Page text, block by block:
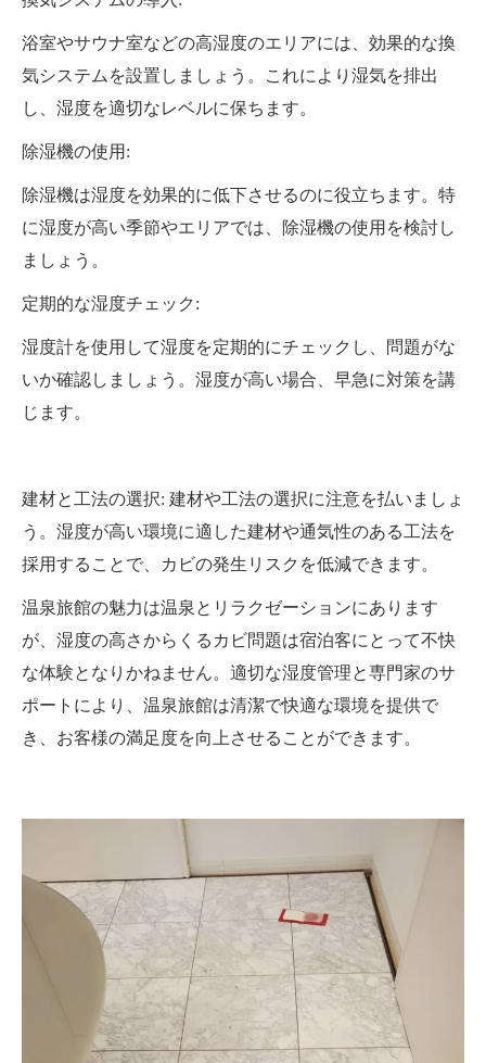
浴室やサウナ室などの高湿度のエリアには、効果的な換
気システムを設置しましょう。これにより湿気を排出
し、湿度を適切なレベルに保ちます。
除湿機の使用:
除湿機は湿度を効果的に低下させるのに役立ちます。特
に湿度が高い季節やエリアでは、除湿機の使用を検討し
ましょう。
定期的な湿度チェック:
湿度計を使用して湿度を定期的にチェックし、問題がな
いか確認しましょう。湿度が高い場合、早急に対策を講
じます。
建材と工法の選択: 建材や工法の選択に注意を払いましょ
う。湿度が高い環境に適した建材や通気性のある工法を
採用することで、カビの発生リスクを低減できます。
温泉旅館の魅力は温泉とリラクゼーションにあります
が、湿度の高さからくるカビ問題は宿泊客にとって不快
な体験となりかねません。適切な湿度管理と専門家のサ
ポートにより、温泉旅館は清潔で快適な環境を提供で
き、お客様の満足度を向上させることができます。